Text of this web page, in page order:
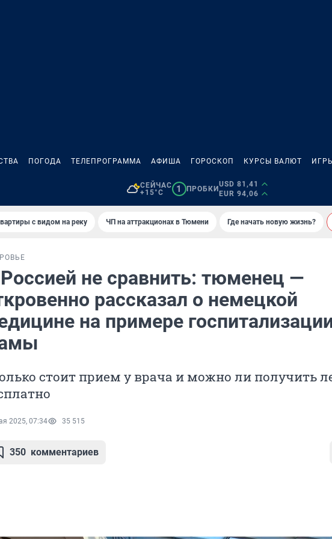
ПОГОДА ТЕЛЕПРОГРАММА АФИША ГОРОСКОП КУРСЫ ВАЛЮТ ИГРЫ
СЕЙЧАС
+15°C
1 ПРОБКИ
USD 81,41
EUR 94,06
с видом на реку ЧП на аттракционах в Тюмени Где начать новую жизнь?
не сравнить: тюменец —
рассказал о немецкой
на примере
стоит прием у врача и можно ли получить
2025, 07:34 35 515
350 комментариев